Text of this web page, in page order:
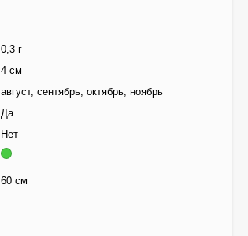
0,3 г
4 см
август, сентябрь, октябрь, ноябрь
Да
Нет
60 см